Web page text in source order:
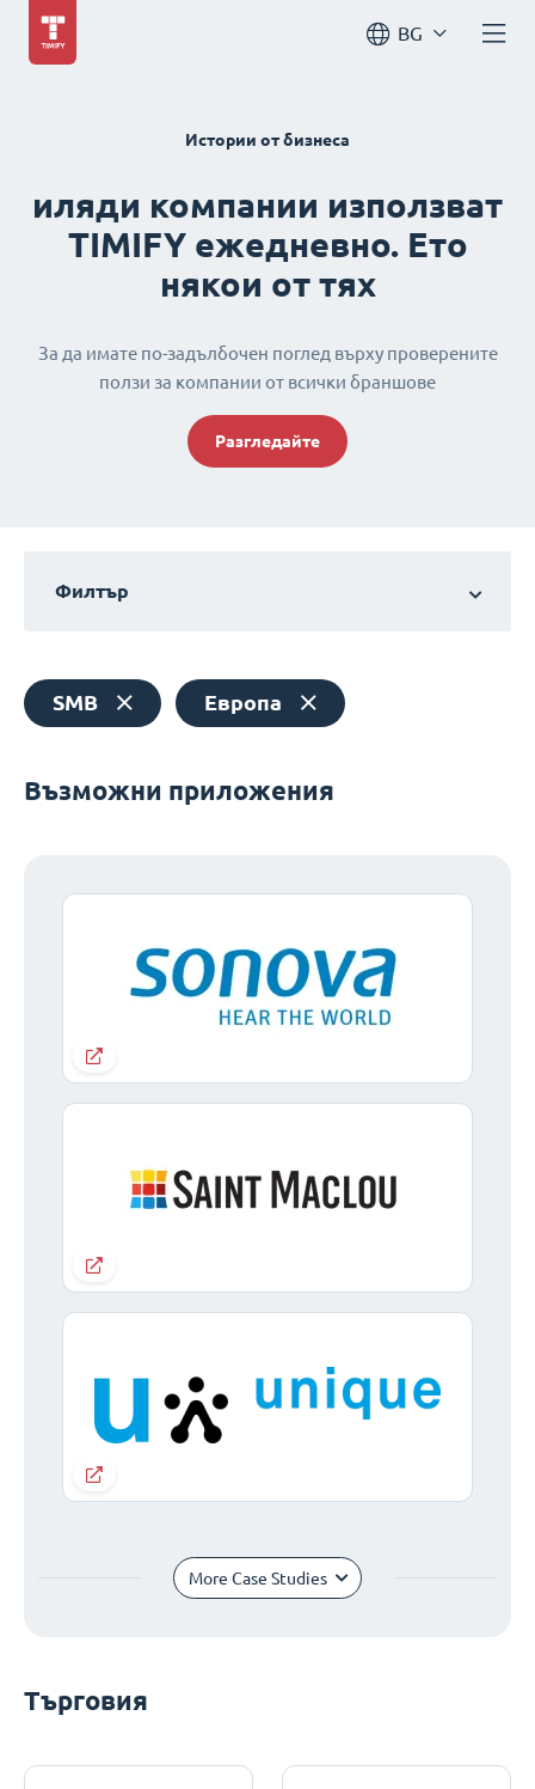
BG
Истории от бизнеса
иляди компании използват
TIMIFY ежедневно. Ето
някои от тях
За да имате по-задълбочен поглед върху проверените
ползи за компании от всички браншове
Разгледайте
Филтър
SMB Европа
Възможни приложения
More Case Studies
Търговия